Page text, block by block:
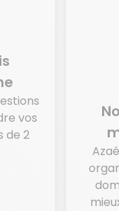
vos
de 2